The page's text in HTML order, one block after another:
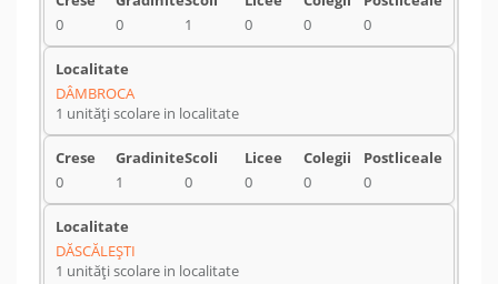
0 0 1 0 0 0
DÂMBROCA
1 unități scolare in localitate
0 1 0 0 0 0
DĂSCĂLEŞTI
1 unități scolare in localitate